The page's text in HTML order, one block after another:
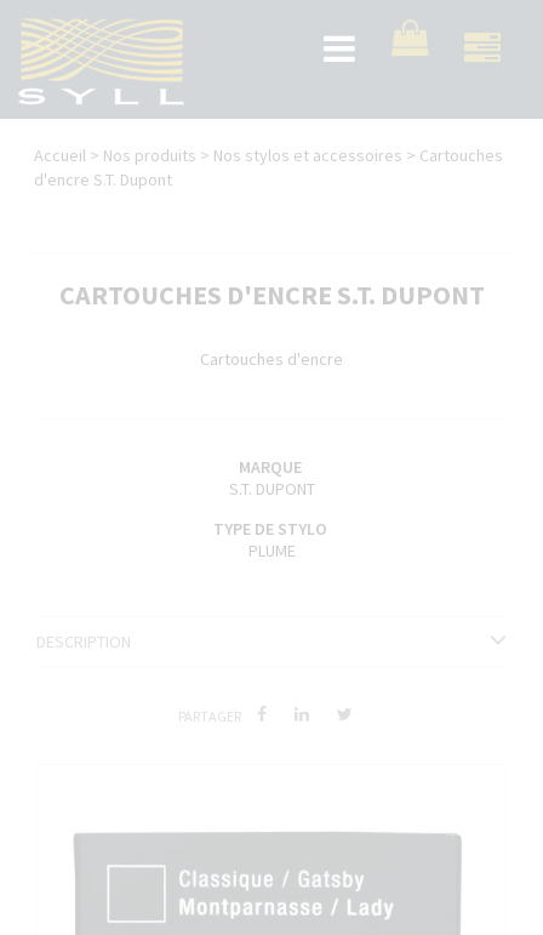
contenu
principal
Toggle
navigation
Vous
êtes
Accueil > Nos produits > Nos stylos et accessoires > Cartouches
d'encre S.T. Dupont
CARTOUCHES D'ENCRE S.T. DUPONT
Cartouches d'encre
MARQUE
S.T. DUPONT
TYPE DE STYLO
PLUME
DESCRIPTION
PARTAGER